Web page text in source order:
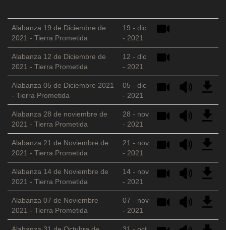
Alabanza 19 de Diciembre de
2021 - Tierra Prometida
19 - dic
- 2021
Alabanza 12 de Diciembre de
2021 - Tierra Prometida
12 - dic
- 2021
Alabanza 05 de Diciembre 2021
- Tierra Prometida
05 - dic
- 2021
Alabanza 28 de noviembre de
2021 - Tierra Prometida
28 - nov
- 2021
Alabanza 21 de Noviembre de
2021 - Tierra Prometida
21 - nov
- 2021
Alabanza 14 de Noviembre de
2021 - Tierra Prometida
14 - nov
- 2021
Alabanza 07 de Noviembre
2021 - Tierra Prometida
07 - nov
- 2021